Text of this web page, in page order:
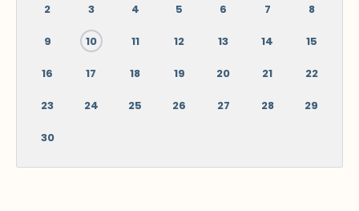
2 3 4 5 6 7 8
9 10 11 12 13 14 15
16 17 18 19 20 21 22
23 24 25 26 27 28 29
30